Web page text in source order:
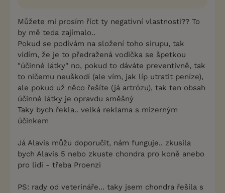
Můžete mi prosím říct ty negativní vlastnosti?? To
by mě teda zajímalo..
Pokud se podívám na složení toho sirupu, tak
vidím, že je to předražená vodička se špetkou
"účinné látky" no, pokud to dáváte preventivně, tak
to ničemu neuškodí (ale vím, jak líp utratit peníze),
ale pokud už něco řešíte (já artrózu), tak ten obsah
účinné látky je opravdu směšný
Taky bych řekla.. velká reklama s mizerným
účinkem
Já Alavis můžu doporučit, nám funguje.. zkusila
bych Alavis 5 nebo zkuste chondra pro koně anebo
pro lidi - třeba Proenzi
PS: rady od veterináře... taky jsem chondra řešila s